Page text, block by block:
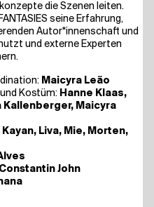
die Sze­nen lei­ten.
sei­ne Erfah­rung,
Autor*innenschaft und
und exter­ne Exper­ten
Mai­cy­ra Leão
Kos­tüm: Han­ne Klaas,
Kal­len­ber­ger, Mai­cy­ra
Kayan, Liva, Mie, Mor­ten,
Con­stan­tin John